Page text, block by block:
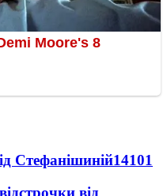
Стефанішиній14101
від